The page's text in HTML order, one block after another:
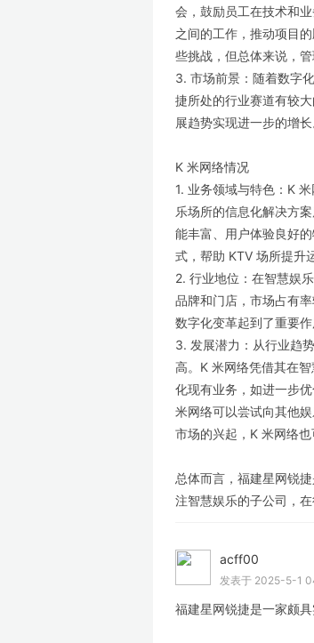
会，鼓励员工在技术和
之间的工作，推动项目
些挑战，但总体来说，
3. 市场前景：随着数字
捷所处的行业赛道有较
展趋势实现进一步的增
K 米网络情况
1. 业务领域与特色：K
乐场所的信息化解决方
能丰富、用户体验良好
式，帮助 KTV 场所提升
2. 行业地位：在智慧娱
品牌和门店，市场占有
数字化变革起到了重要作
3. 发展潜力：从行业趋
高。K 米网络凭借其在
化现有业务，如进一步
米网络可以尝试向其他
市场的兴起，K 米网络
总体而言，福建星网锐
注智慧娱乐的子公司，
acff00
发表于 2025-5-1
福建星网锐捷是一家颇具